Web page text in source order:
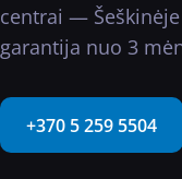
centrai —
garantija nuo 3
+370 5 259 5504